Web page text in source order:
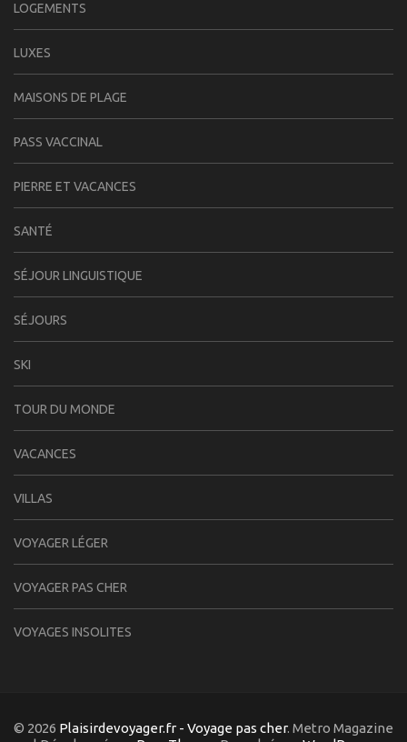
LOGEMENTS
LUXES
MAISONS DE PLAGE
PASS VACCINAL
PIERRE ET VACANCES
SANTÉ
SÉJOUR LINGUISTIQUE
SÉJOURS
SKI
TOUR DU MONDE
VACANCES
VILLAS
VOYAGER LÉGER
VOYAGER PAS CHER
VOYAGES INSOLITES
© 2026 Plaisirdevoyager.fr - Voyage pas cher. Metro Magazine